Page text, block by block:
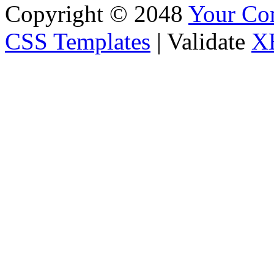
Copyright © 2048 Your
CSS Templates | Validate